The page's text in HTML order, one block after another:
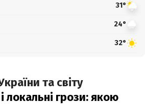
31°
24°
32°
та світу
локальні грози: якою